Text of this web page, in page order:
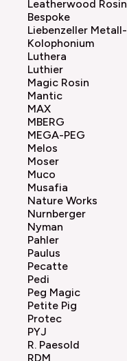
Leatherwood Rosin
Bespoke
Liebenzeller Metall-
Kolophonium
Luthera
Luthier
Magic Rosin
Mantic
MAX
MBERG
MEGA-PEG
Melos
Moser
Muco
Musafia
Nature Works
Nurnberger
Nyman
Pahler
Paulus
Pecatte
Pedi
Peg Magic
Petite Pig
Protec
PYJ
R. Paesold
RDM